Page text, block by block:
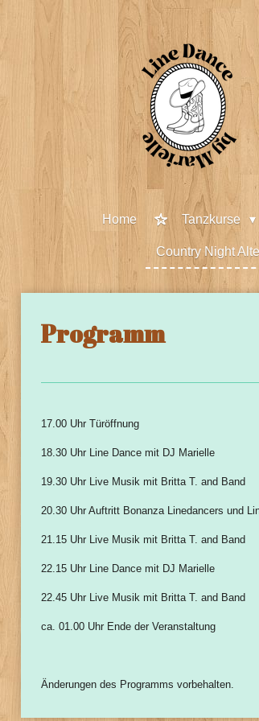
Home Tanzkurse
Country Night
Programm
17.00 Uhr Türöffnung
18.30 Uhr Line Dance mit DJ Marielle
19.30 Uhr Live Musik mit Britta T. and Band
20.30 Uhr Auftritt Bonanza Linedancers und
21.15 Uhr Live Musik mit Britta T. and Band
22.15 Uhr Line Dance mit DJ Marielle
22.45 Uhr Live Musik mit Britta T. and Band
ca. 01.00 Uhr Ende der Veranstaltung
Änderungen des Programms vorbehalten.